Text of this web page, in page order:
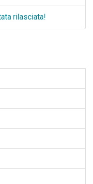
rilasciata!